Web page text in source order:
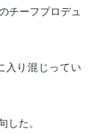
チーフプロデュ
入り混じってい
した。